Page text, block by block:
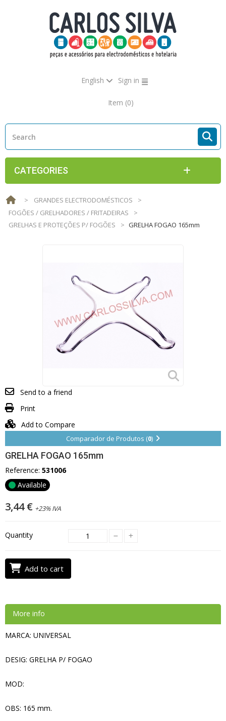
English Sign in
Item (0)
CATEGORIES
> GRANDES ELECTRODOMÉSTICOS
>
FOGÕES / GRELHADORES / FRITADEIRAS
>
GRELHAS E PROTEÇÕES P/ FOGÕES
> GRELHA FOGAO 165mm
Send to a friend
Print
Add to Compare
Comparador de Produtos (0)
GRELHA FOGAO 165mm
Reference: 531006
Available
3,44 € +23% IVA
Quantity
Add to cart
More info
MARCA: UNIVERSAL
DESIG: GRELHA P/ FOGAO
MOD:
OBS: 165 mm.